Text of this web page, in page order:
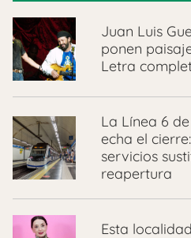
Juan Luis
ponen
Letra
La Línea 6
echa el
servicios
reapertura
Esta